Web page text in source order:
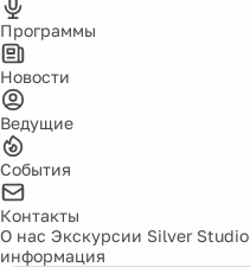
Программы
Новости
Ведущие
События
Контакты
О нас Экскурсии Silver Studio
информация